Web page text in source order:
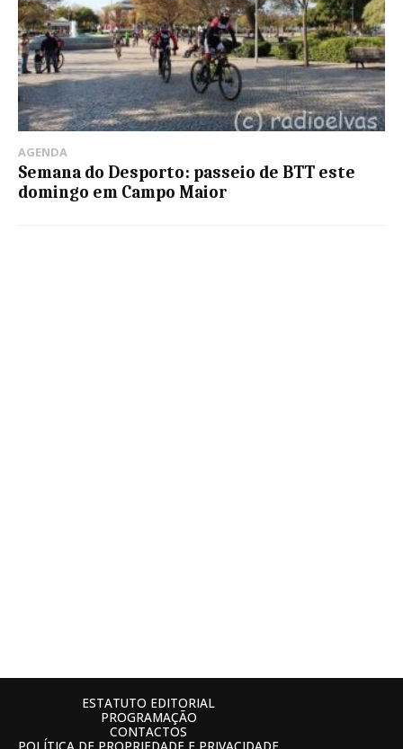
AGENDA
Semana do Desporto: passeio de BTT este
domingo em Campo Maior
ESTATUTO EDITORIAL
PROGRAMAÇÃO
CONTACTOS